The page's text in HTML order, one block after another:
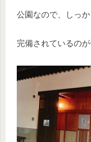
公園なので、しっ
完備されているの